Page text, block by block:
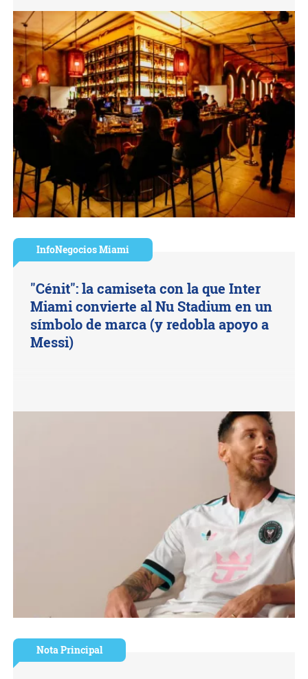
InfoNegocios Miami
"Cénit": la camiseta con la que Inter
Miami convierte al Nu Stadium en un
símbolo de marca (y redobla apoyo a
Messi)
Nota Principal